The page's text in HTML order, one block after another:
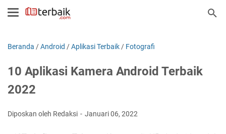
Beranda /Android /Aplikasi Terbaik / Fotografi
10 Aplikasi Kamera Android Terbaik
2022
Diposkan oleh Redaksi Januari 06, 2022